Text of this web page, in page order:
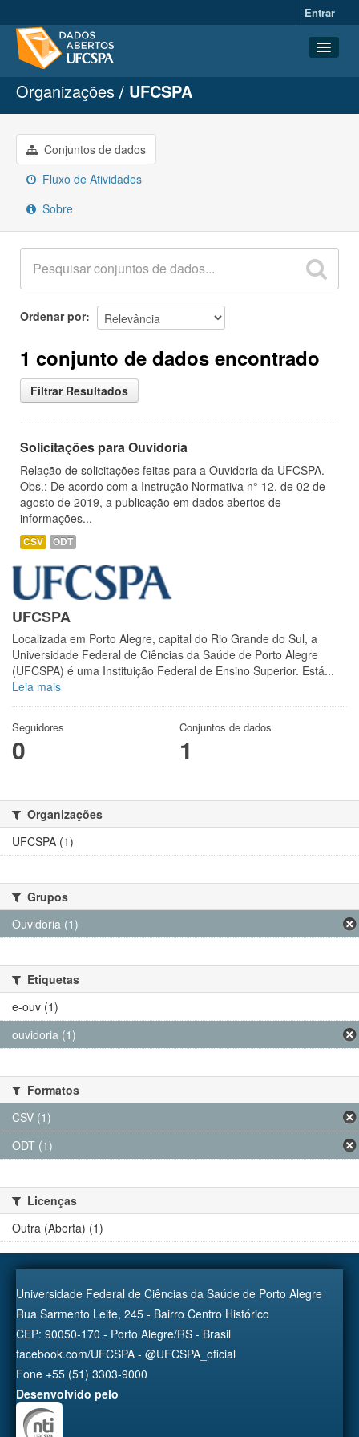
Entrar
Conjuntos de dados
Organizações
Grupos
Sobre
Organizações UFCSPA
Conjuntos de dados
Fluxo de Atividades
Sobre
Ordenar por
1 conjunto de dados encontrado
Filtrar Resultados
Solicitações para Ouvidoria
Relação de solicitações feitas para a Ouvidoria da UFCSPA.
Obs.: De acordo com a Instrução Normativa n° 12, de 02 de
agosto de 2019, a publicação em dados abertos de
informações...
CSV ODT
UFCSPA
Localizada em Porto Alegre, capital do Rio Grande do Sul, a
Universidade Federal de Ciências da Saúde de Porto Alegre
(UFCSPA) é uma Instituição Federal de Ensino Superior. Está...
Leia mais
Seguidores
0
Conjuntos de dados
1
Organizações
UFCSPA (1)
Grupos
Ouvidoria (1)
Etiquetas
e-ouv (1)
ouvidoria (1)
Formatos
CSV (1)
ODT (1)
Licenças
Outra (Aberta) (1)
Universidade Federal de Ciências da Saúde de Porto Alegre
Rua Sarmento Leite, 245 - Bairro Centro Histórico
CEP: 90050-170 - Porto Alegre/RS - Brasil
facebook.com/UFCSPA - @UFCSPA_oficial
Fone +55 (51) 3303-9000
Desenvolvido pelo